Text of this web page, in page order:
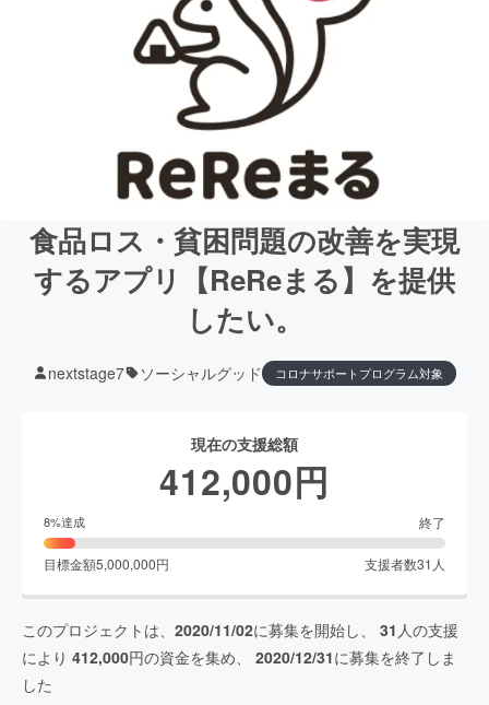
食品ロス・貧困問題の改善を実現
するアプリ【ReReまる】を提供
したい。
nextstage7 ソーシャルグッド コロナサポートプログラム対象
現在の支援総額
412,000円
8%達成 終了
目標金額5,000,000円 支援者数31 人
このプロジェクトは、 2020/11/02に募集を開始し、 31 人の支援
により 412,000円の資金を集め、 2020/12/31に募集を終了しま
した